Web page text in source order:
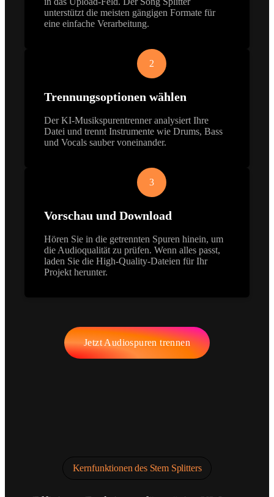
unterstützt die meisten gängigen Formate für
eine einfache Verarbeitung.
2
Trennungsoptionen wählen
Der KI-Musikspurentrenner analysiert Ihre
Datei und trennt Instrumente wie Drums, Bass
und Vocals sauber voneinander.
3
Vorschau und Download
Hören Sie in die getrennten Spuren hinein, um
die Audioqualität zu prüfen. Wenn alles passt,
laden Sie die High-Quality-Dateien für Ihr
Projekt herunter.
Jetzt Audiospuren trennen
Kernfunktionen des Stem Splitters